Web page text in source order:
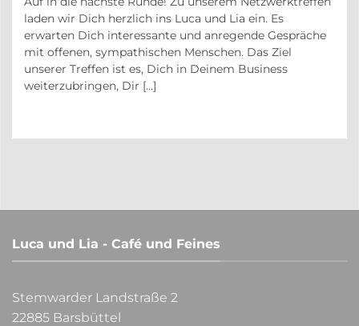
laden wir Dich herzlich ins Luca und Lia ein. Es
erwarten Dich interessante und anregende Gespräche
mit offenen, sympathischen Menschen. Das Ziel
unserer Treffen ist es, Dich in Deinem Business
weiterzubringen, Dir [...]
Luca und Lia - Café und Feines
Stemwarder Landstraße 2
22885 Barsbüttel